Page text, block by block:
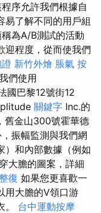
序允許我們根據自
易了解不同的用戶組
為A/B測試的活動
迎程度，從而使我們
新竹外燴 脹氣 按
們使用
國巴黎12號街12
關鍵字 Inc.的
舊金山300號霍華德
振幅監測與我們網
）和內部數據（例如
大膽的圖案，詳細
復 如果您更喜歡一
用大膽的V領口游
。 台中運動按摩